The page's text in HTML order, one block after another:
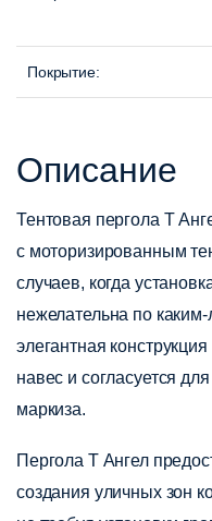
Покрытие:
Описание
Тентовая пергола Т
с моторизированным
случаев, когда
нежелательна по
элегантная
навес и согласуется
маркиза.
Пергола Т Ангел
создания уличных зон